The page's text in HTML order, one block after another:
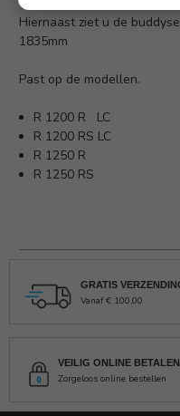
Hiernaast ziet u de
1835mm
Past op de modellen.
R 1200 R LC
R 1200 RS LC
R 1250 R
R 1250 RS
GRATIS
Vanaf € 100,00
VEILIG ONLINE BETALEN
Zorgeloos online bestellen